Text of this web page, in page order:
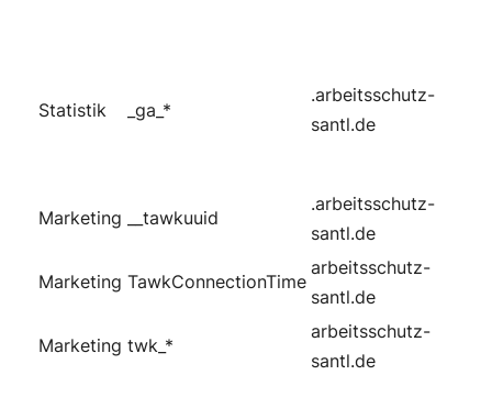
Statistik _ga_*
.arbeitsschutz-
santl.de
Marketing __tawkuuid
.arbeitsschutz-
santl.de
Marketing TawkConnectionTime
arbeitsschutz-
santl.de
Marketing twk_*
arbeitsschutz-
santl.de